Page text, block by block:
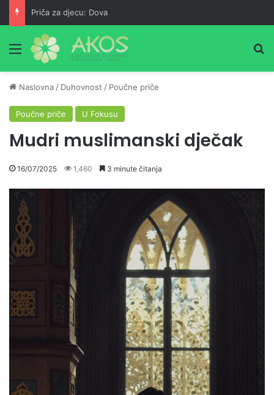
Priča za djecu: Dova
Meni
Naslovna / Duhovnost / Poučne priče
Poučne priče U Fokusu
Mudri muslimanski dječak
16/07/2025 1,460 3 minute čitanja